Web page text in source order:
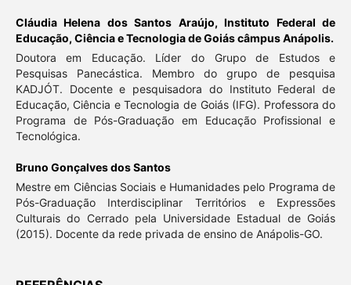
Cláudia Helena dos Santos Araújo,Instituto Federal de
Educação, Ciência e Tecnologia de Goiás câmpus Anápolis.
Doutora em Educação. Líder do Grupo de Estudos e
Pesquisas Panecástica. Membro do grupo de pesquisa
KADJÓT. Docente e pesquisadora do Instituto Federal de
Educação, Ciência e Tecnologia de Goiás (IFG). Professora do
Programa de Pós-Graduação em Educação Profissional e
Tecnológica.
Bruno Gonçalves dos Santos
Mestre em Ciências Sociais e Humanidades pelo Programa de
Pós-Graduação Interdisciplinar Territórios e Expressões
Culturais do Cerrado pela Universidade Estadual de Goiás
(2015). Docente da rede privada de ensino de Anápolis-GO.